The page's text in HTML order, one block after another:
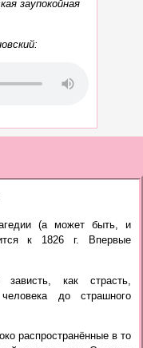
заупокойная
(а может быть, и
к 1826 г. Впервые
как страсть,
до страшного
распространённые в то